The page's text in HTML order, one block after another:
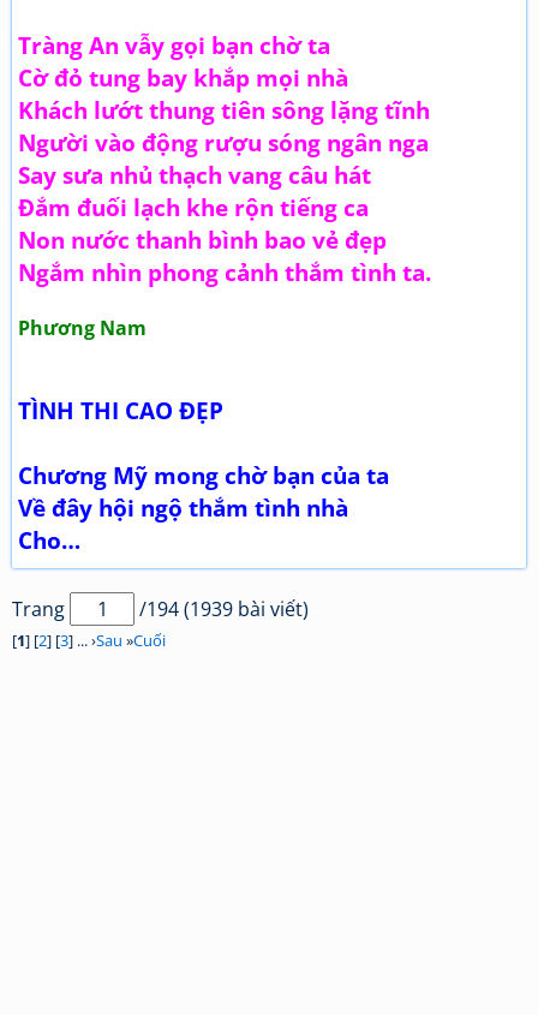
Tràng An vẫy gọi bạn chờ ta
Cờ đỏ tung bay khắp mọi nhà
Khách lướt thung tiên sông lặng tĩnh
Người vào động rượu sóng ngân nga
Say sưa nhủ thạch vang câu hát
Đắm đuối lạch khe rộn tiếng ca
Non nước thanh bình bao vẻ đẹp
Ngắm nhìn phong cảnh thắm tình ta.
Phương Nam
TÌNH THI CAO ĐẸP
Chương Mỹ mong chờ bạn của ta
Về đây hội ngộ thắm tình nhà
Cho…
Trang /194 (1939 bài viết)
[1] [2] [3] ... ›Sau »Cuối